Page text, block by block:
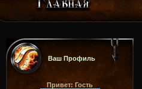
Ваш Профиль
Привет: Гость